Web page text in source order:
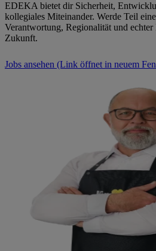
EDEKA bietet dir Sicherheit,
kollegiales Miteinander. Werde Teil
Verantwortung, Regionalität und echter
Zukunft.
Jobs ansehen (Link öffnet in neuem